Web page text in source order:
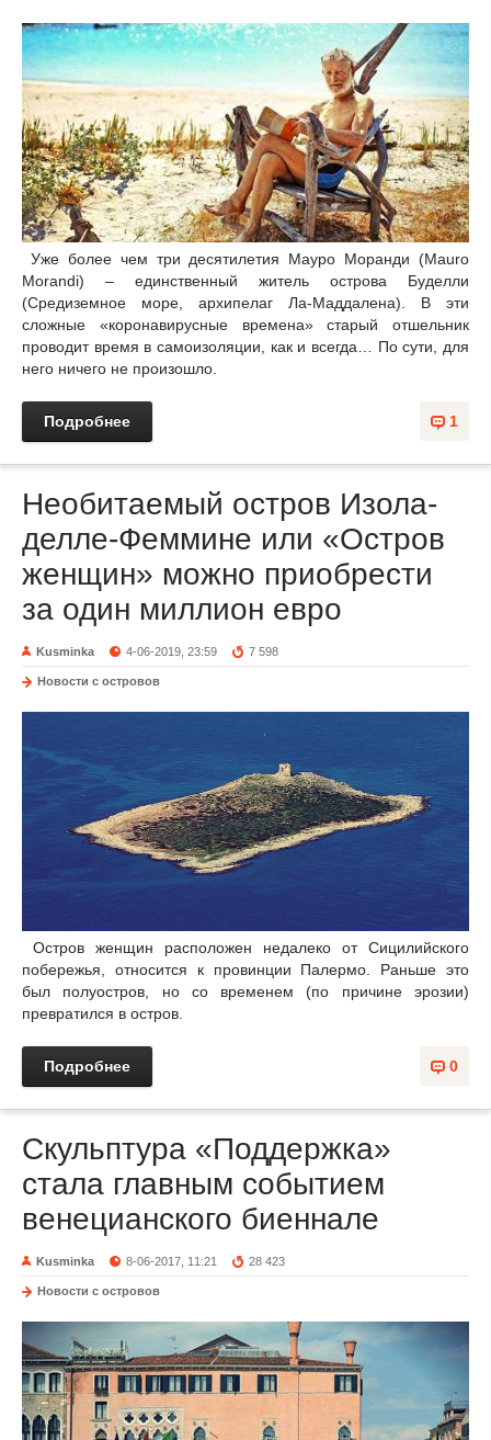
Уже более чем три десятилетия Мауро Моранди (Mauro
Morandi) – единственный житель острова Буделли
(Средиземное море, архипелаг Ла-Маддалена). В эти
сложные «коронавирусные времена» старый отшельник
проводит время в самоизоляции, как и всегда… По сути, для
него ничего не произошло.
1
Подробнее
Необитаемый остров Изола-
делле-Феммине или «Остров
женщин» можно приобрести
за один миллион евро
Kusminka 4-06-2019, 23:59 7 598
Новости с островов
Остров женщин расположен недалеко от Сицилийского
побережья, относится к провинции Палермо. Раньше это
был полуостров, но со временем (по причине эрозии)
превратился в остров.
0
Подробнее
Скульптура «Поддержка»
стала главным событием
венецианского биеннале
Kusminka 8-06-2017, 11:21 28 423
Новости с островов